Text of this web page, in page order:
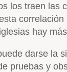
los traen las
hay
darse la
pruebas y